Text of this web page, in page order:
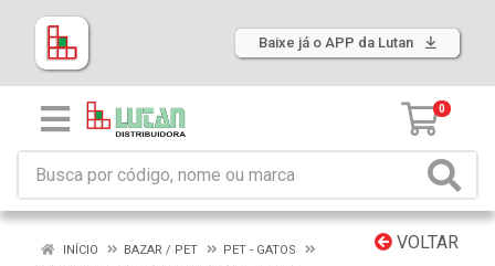
Baixe já o APP da Lutan
0
VOLTAR
INÍCIO BAZAR / PET
PET - GATOS